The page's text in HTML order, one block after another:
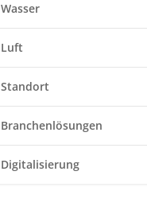
Wasser
Luft
Standort
Branchenlösungen
Digitalisierung